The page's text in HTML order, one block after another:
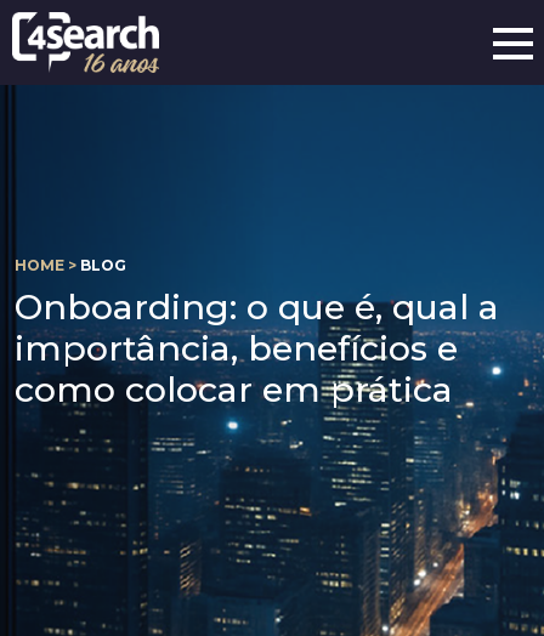
HOME > BLOG
Onboarding: o que é, qual a
importância, benefícios e
como colocar em prática